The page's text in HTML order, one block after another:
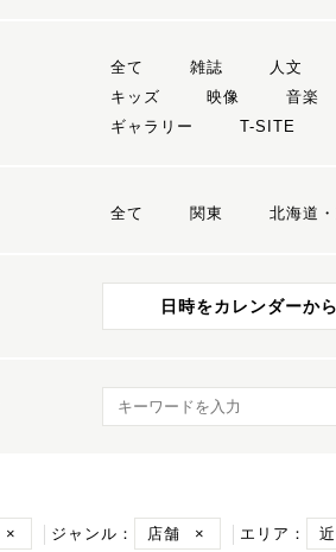
全て 雑誌 人文
キッズ
映像 音楽
ギャラリー
T-SITE
全て 関東 北海道
日時をカレンダーか
キーワード検索
× ジャンル： 店舗 × エリア：